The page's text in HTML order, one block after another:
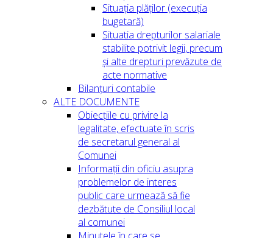
Situația plăților (execuția
bugetară)
Situatia drepturilor salariale
stabilite potrivit legii, precum
și alte drepturi prevăzute de
acte normative
Bilanțuri contabile
ALTE DOCUMENTE
Obiecțiile cu privire la
legalitate, efectuate în scris
de secretarul general al
Comunei
Informații din oficiu asupra
problemelor de interes
public care urmează să fie
dezbătute de Consiliul local
al comunei